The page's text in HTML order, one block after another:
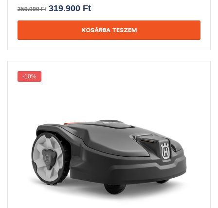
359.990Ft 319.900 Ft
KOSÁRBA TESZEM
-10%